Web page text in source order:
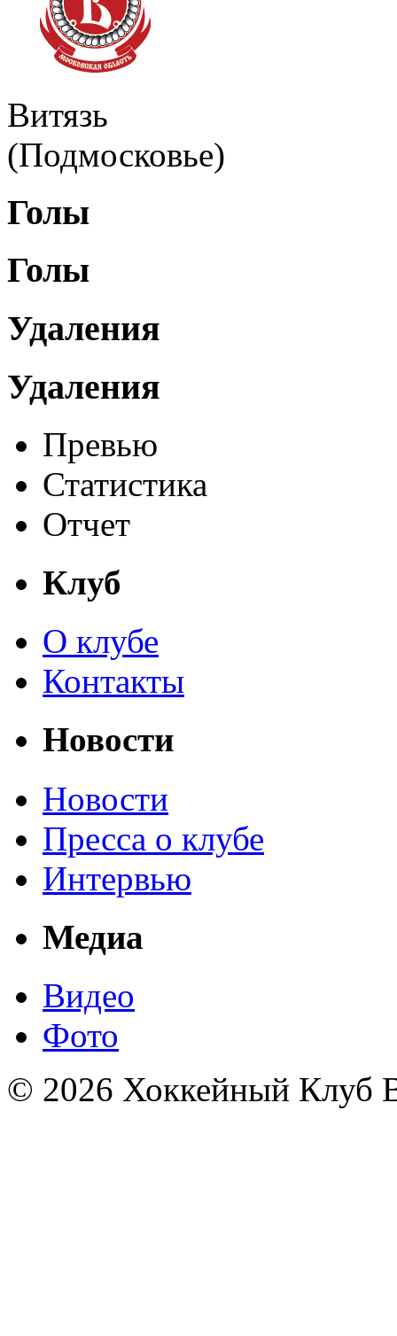
Витязь
(Подмосковье)
Голы
Голы
Удаления
Удаления
Превью
Статистика
Отчет
Клуб
О клубе
Контакты
Новости
Новости
Пресса о клубе
Интервью
Медиа
Видео
Фото
© 2026 Хоккейный Клуб